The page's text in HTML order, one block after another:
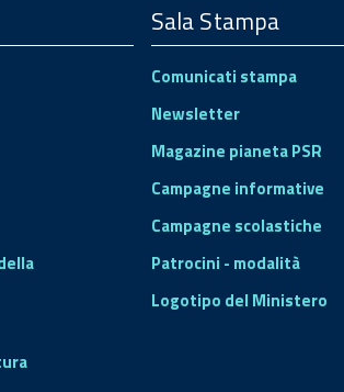
Sala Stampa
Comunicati stampa
Newsletter
Magazine pianeta PSR
Campagne informative
Campagne scolastiche
Patrocini - modalità
Logotipo del Ministero